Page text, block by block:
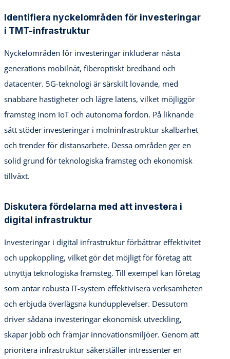
Identifiera nyckelområden för investeringar
i TMT-infrastruktur
Nyckelområden för investeringar inkluderar nästa
generations mobilnät, fiberoptiskt bredband och
datacenter. 5G-teknologi är särskilt lovande, med
snabbare hastigheter och lägre latens, vilket möjliggör
framsteg inom IoT och autonoma fordon. På liknande
sätt stöder investeringar i molninfrastruktur skalbarhet
och trender för distansarbete. Dessa områden ger en
solid grund för teknologiska framsteg och ekonomisk
tillväxt.
Diskutera fördelarna med att investera i
digital infrastruktur
Investeringar i digital infrastruktur förbättrar effektivitet
och uppkoppling, vilket gör det möjligt för företag att
utnyttja teknologiska framsteg. Till exempel kan företag
som antar robusta IT-system effektivisera verksamheten
och erbjuda överlägsna kundupplevelser. Dessutom
driver sådana investeringar ekonomisk utveckling,
skapar jobb och främjar innovationsmiljöer. Genom att
prioritera infrastruktur säkerställer intressenter en